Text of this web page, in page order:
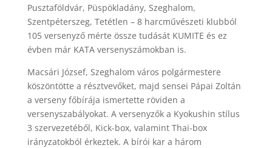
Pusztaföldvár, Püspökladány, Szeghalom,
Szentpéterszeg, Tetétlen – 8 harcművészeti klubból
105 versenyző mérte össze tudását KUMITE és ez
évben már KATA versenyszámokban is.
Macsári József, Szeghalom város polgármestere
köszöntötte a résztvevőket, majd sensei Pápai Zoltán
a verseny főbírája ismertette röviden a
versenyszabályokat. A versenyzők a Kyokushin stílus
3 szervezetéből, Kick-box, valamint Thai-box
irányzatokból érkeztek. A bírói kar a három